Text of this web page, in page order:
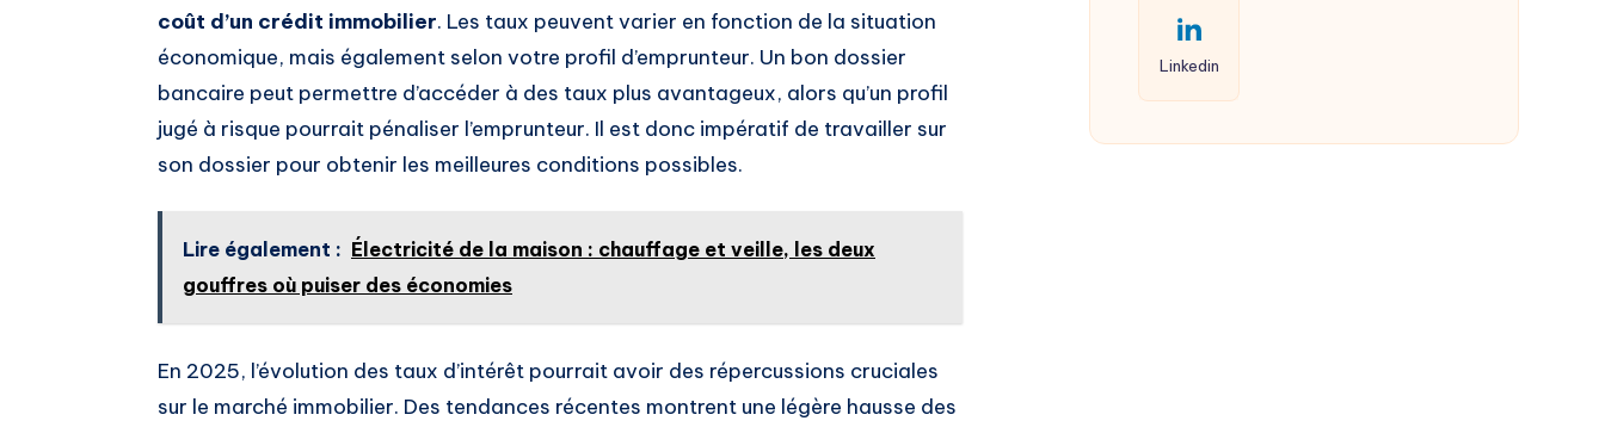
coût d’un crédit immobilier. Les taux peuvent varier en fonction de la situation
économique, mais également selon votre profil d’emprunteur. Un bon dossier
bancaire peut permettre d’accéder à des taux plus avantageux, alors qu’un profil
jugé à risque pourrait pénaliser l’emprunteur. Il est donc impératif de travailler sur
son dossier pour obtenir les meilleures conditions possibles.
Lire également : Électricité de la maison : chauffage et veille, les deux
gouffres où puiser des économies
En 2025, l’évolution des taux d’intérêt pourrait avoir des répercussions cruciales
sur le marché immobilier. Des tendances récentes montrent une légère hausse des
Linkedin